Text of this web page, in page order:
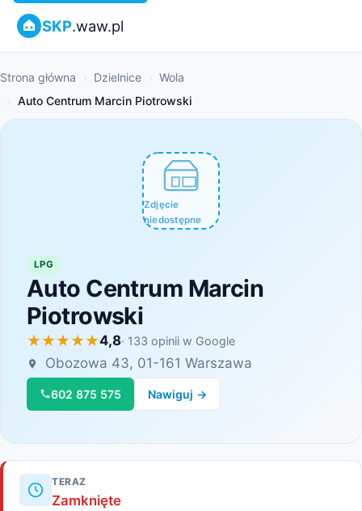
SKP.waw.pl
Strona główna Dzielnice
Wola
Auto Centrum Marcin Piotrowski
LPG
Auto Centrum Marcin
Piotrowski
4,8· 133 opinii w Google
Obozowa 43, 01-161 Warszawa
602 875 575 Nawiguj →
Zdjęcie
niedostępne
TERAZ
Zamknięte